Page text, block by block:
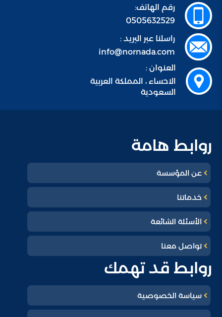
رقم الهاتف:
0505632529
راسلنا عبر البريد :
info@nornada.com
العنوان :
الاحساء ، المملكة العربية
السعودية
روابط هامة
عن المؤسسة
خدماتنا
الأسئلة الشائعة
تواصل معنا
روابط قد تهمك
سياسة الخصوصية